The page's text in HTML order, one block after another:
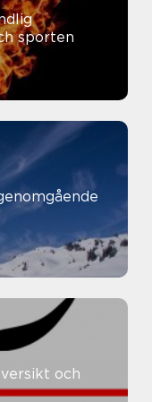
sporten
och